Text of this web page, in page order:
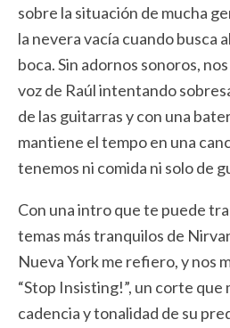
sobre la situación de mucha
la nevera vacía cuando busca
boca. Sin adornos sonoros,
voz de Raúl intentando
de las guitarras y con una
mantiene el tempo en una
tenemos ni comida ni solo de
Con una intro que te puede
temas más tranquilos de
Nueva York me refiero, y nos
“Stop Insisting!”, un corte que
cadencia y tonalidad de su